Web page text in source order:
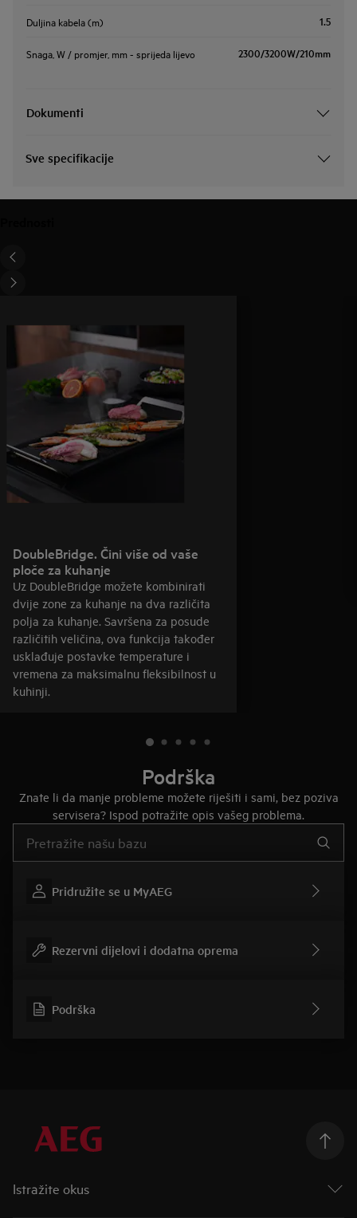
Duljina kabela (m) 1.5
Snaga, W / promjer, mm - sprijeda lijevo 2300/3200W/210mm
Dokumenti
Sve specifikacije
DoubleBridge. Čini više od vaše
ploče za kuhanje
Uz DoubleBridge možete kombinirati
dvije zone za kuhanje na dva različita
polja za kuhanje. Savršena za posude
različitih veličina, ova funkcija također
usklađuje postavke temperature i
vremena za maksimalnu fleksibilnost u
kuhinji.
Podrška
Znate li da manje probleme možete riješiti i sami, bez poziva
servisera? Ispod potražite opis vašeg problema.
Pridružite se u MyAEG
Rezervni dijelovi i dodatna oprema
Podrška
Istražite okus